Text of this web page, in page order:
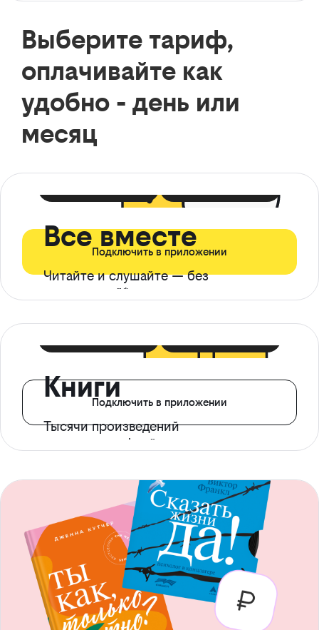
Выберите тариф,
оплачивайте как
удобно - день или
месяц
Все вместе
Читайте и слушайте — без
ограничений*
Подключить в приложении
Книги
Тысячи произведений
с доступом офлайн
Подключить в приложении